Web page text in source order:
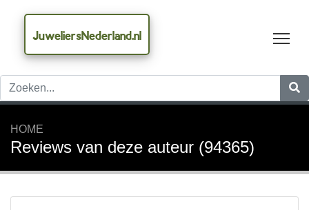
JuweliersNederland.nl
HOME
Reviews van deze auteur (94365)